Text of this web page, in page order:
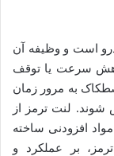
است و وظیفه آن
سرعت یا توقف
به مرور زمان
شوند. لنت ترمز از
افزودنی ساخته
بر عملکرد و